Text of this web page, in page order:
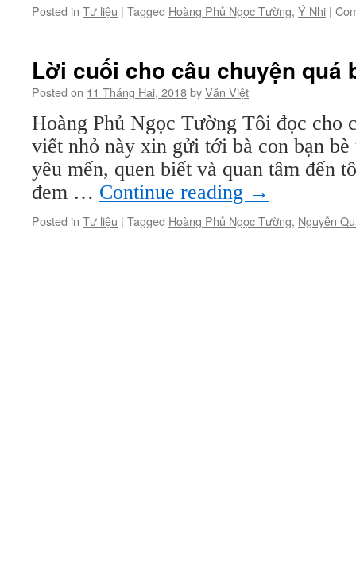
Posted in Tư liệu | Tagged Hoàng Phủ Ngọc Tường, Ý Nhi |
Lời cuối cho câu chuyện quá
Posted on 11 Tháng Hai, 2018byVăn Việt
Hoàng Phủ Ngọc Tường Tôi đọc cho
viết nhỏ này xin gửi tới bà con bạn
yêu mến, quen biết và quan tâm đến
đem … Continue reading →
Posted in Tư liệu | Tagged Hoàng Phủ Ngọc Tường, Nguyễn